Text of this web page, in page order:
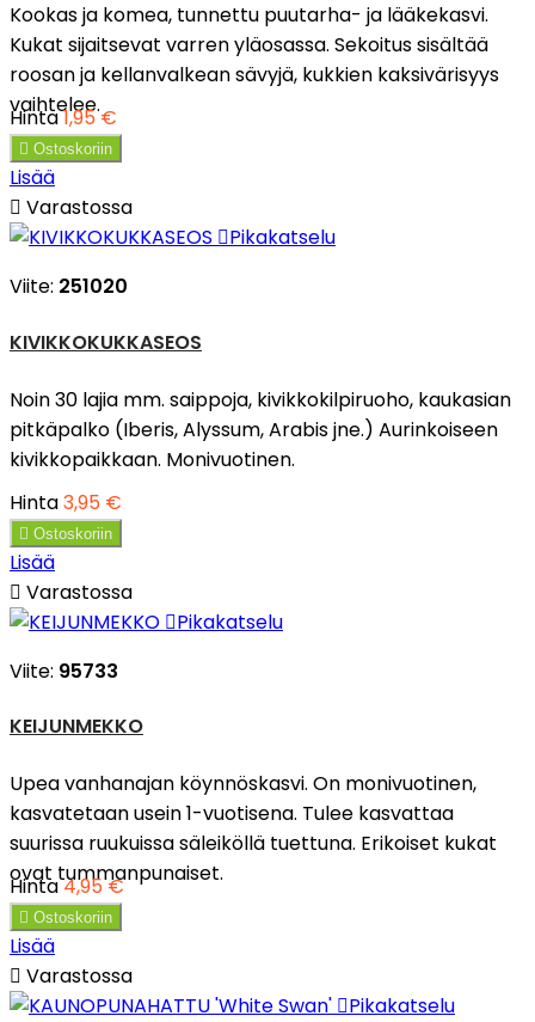
Kookas ja komea, tunnettu puutarha- ja lääkekasvi.
Kukat sijaitsevat varren yläosassa. Sekoitus sisältää
roosan ja kellanvalkean sävyjä, kukkien kaksivärisyys
vaihtelee.
Hinta1,95 €
 Ostoskoriin
Lisää
 Varastossa
Pikakatselu
Viite: 251020
KIVIKKOKUKKASEOS
Noin 30 lajia mm. saippoja, kivikkokilpiruoho, kaukasian
pitkäpalko (Iberis, Alyssum, Arabis jne.) Aurinkoiseen
kivikkopaikkaan. Monivuotinen.
Hinta3,95 €
 Ostoskoriin
Lisää
 Varastossa
Pikakatselu
Viite: 95733
KEIJUNMEKKO
Upea vanhanajan köynnöskasvi. On monivuotinen,
kasvatetaan usein 1-vuotisena. Tulee kasvattaa
suurissa ruukuissa säleiköllä tuettuna. Erikoiset kukat
ovat tummanpunaiset.
Hinta4,95 €
 Ostoskoriin
Lisää
 Varastossa
Pikakatselu